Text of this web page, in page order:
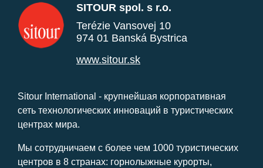
SITOUR spol. s r.o.
Terézie Vansovej 10
974 01 Banská Bystrica
www.sitour.sk
Sitour International - крупнейшая корпоративная
сеть технологических инноваций в туристических
центрах мира.
Мы сотрудничаем с более чем 1000 туристических
центров в 8 странах: горнолыжные курорты,